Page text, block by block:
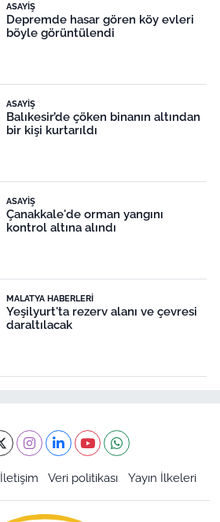
ASAYIŞ
Depremde hasar gören köy evleri
böyle görüntülendi
ASAYIŞ
Balıkesir’de çöken binanın altından
bir kişi kurtarıldı
ASAYIŞ
Çanakkale'de orman yangını
kontrol altına alındı
MALATYA HABERLERI
Yeşilyurt'ta rezerv alanı ve çevresi
daraltılacak
İletişim Veri politikası Yayın İlkeleri